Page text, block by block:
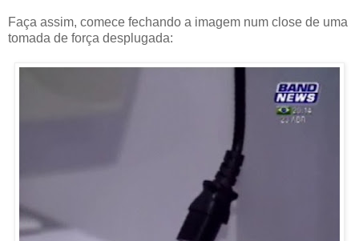
Faça assim, comece fechando a imagem num close de uma
tomada de força desplugada: